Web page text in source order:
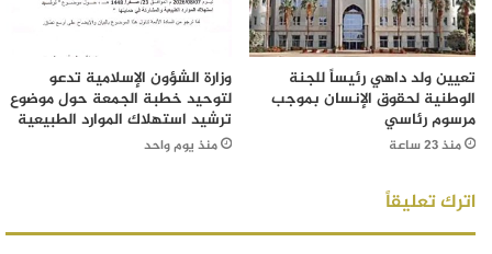
تعيين ولد داهي رئيساً للجنة
الوطنية لحقوق الإنسان بموجب
مرسوم رئاسي
منذ 23 ساعة
وزارة الشؤون الإسلامية تدعو
لتوحيد خطبة الجمعة حول موضوع
ترشيد استهلاك الموارد الطبيعية
منذ يوم واحد
اترك تعليقاً